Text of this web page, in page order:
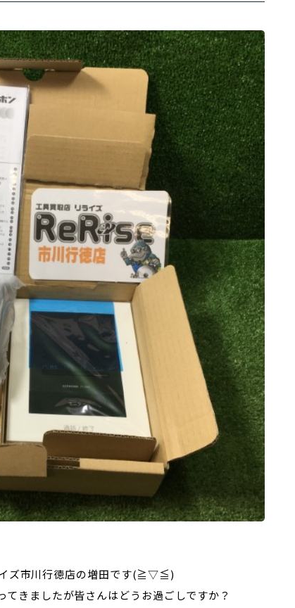
ズ市川行徳店の増田です(≧▽≦)
きましたが皆さんはどうお過ごしですか？